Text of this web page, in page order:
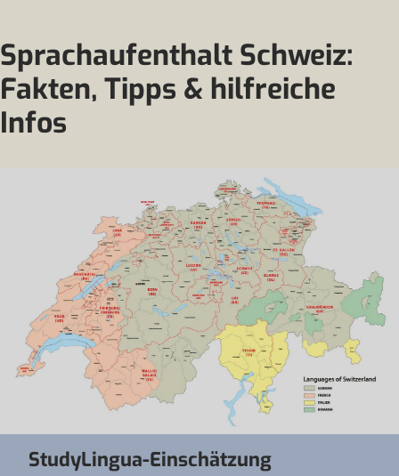
Sprachaufenthalt Schweiz:
Fakten, Tipps & hilfreiche
Infos
StudyLingua-Einschätzung